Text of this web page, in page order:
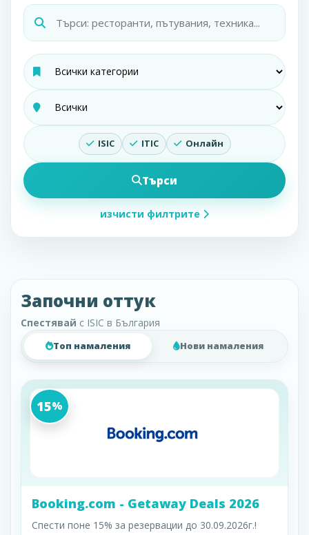
ISIC ITIC Онлайн
Търси
изчисти филтрите
Започни оттук
Спестявай с ISIC в България
Топ намаления Нови намаления
15%
Booking.com - Getaway Deals 2026
Спести поне 15% за резервации до 30.09.2026г.!